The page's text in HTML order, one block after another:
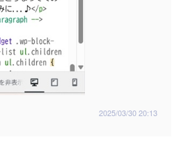
2025/03/30 20:13